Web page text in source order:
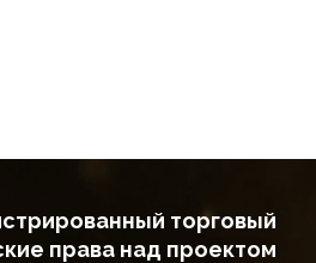
торговый
права над проектом